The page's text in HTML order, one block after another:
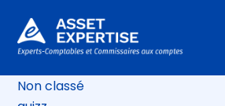
Aller
au
actualite
histoire
Non classé